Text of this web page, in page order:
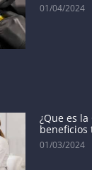
01/04/2024
¿Que es la
beneficios
01/03/2024